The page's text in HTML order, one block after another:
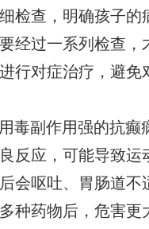
检查，明确孩子的
经过一系列检查，
行对症治疗，避免
毒副作用强的抗癫
反应，可能导致运
会呕吐、胃肠道不
种药物后，危害更